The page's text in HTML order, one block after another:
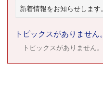
新着情報をお知らせします。
トピックスがありません。
トピックスがありません。